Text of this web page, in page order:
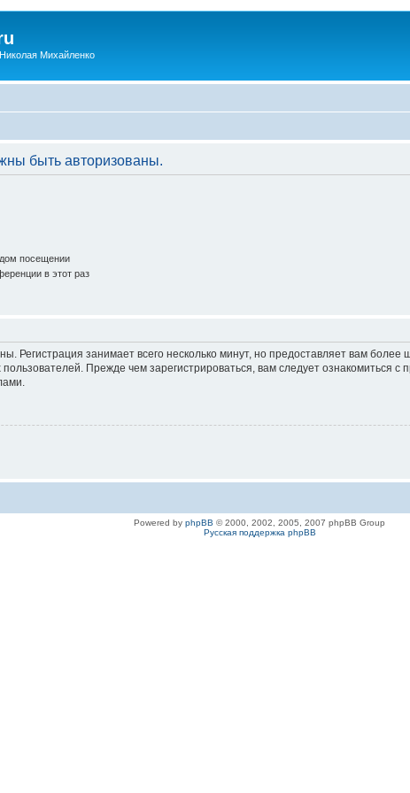
Михайленко
быть авторизованы.
посещении
в этот раз
Регистрация занимает всего несколько минут, но предоставляет вам
Прежде чем зарегистрироваться, вам следует
Powered by phpBB © 2000, 2002, 2005, 2007 phpBB Group
Русская поддержка phpBB